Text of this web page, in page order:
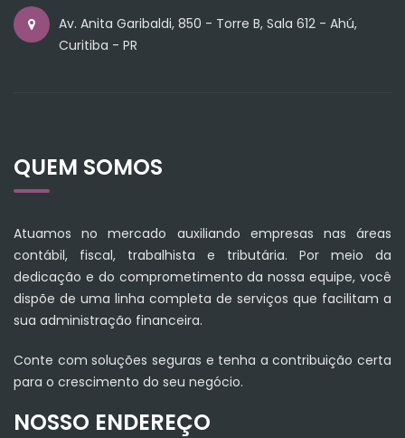
Av. Anita Garibaldi, 850 - Torre B, Sala 612 - Ahú,
Curitiba - PR
QUEM SOMOS
Atuamos no mercado auxiliando empresas nas áreas
contábil, fiscal, trabalhista e tributária. Por meio da
dedicação e do comprometimento da nossa equipe, você
dispõe de uma linha completa de serviços que facilitam a
sua administração financeira.
Conte com soluções seguras e tenha a contribuição certa
para o crescimento do seu negócio.
NOSSO ENDEREÇO